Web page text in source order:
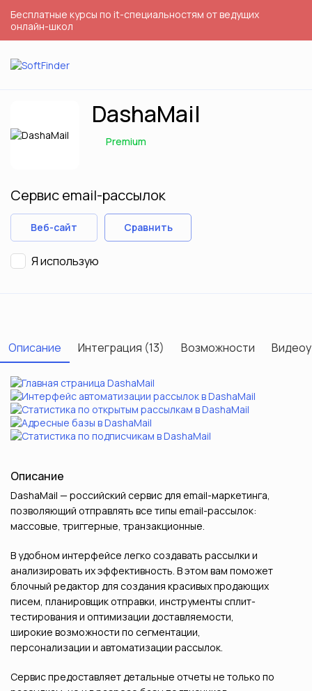
Бесплатные курсы по it-специальностям от ведущих
онлайн-школ
DashaMail
Premium
Сервис email-рассылок
Веб-сайт Сравнить
Я использую
Описание Интеграция (13) Возможности
Описание
DashaMail — российский сервис для email-маркетинга,
позволяющий отправлять все типы email-рассылок:
массовые, триггерные, транзакционные.
В удобном интерфейсе легко создавать рассылки и
анализировать их эффективность. В этом вам поможет
блочный редактор для создания красивых продающих
писем, планировщик отправки, инструменты сплит-
тестирования и оптимизации доставляемости,
широкие возможности по сегментации,
персонализации и автоматизации рассылок.
Сервис предоставляет детальные отчеты не только по